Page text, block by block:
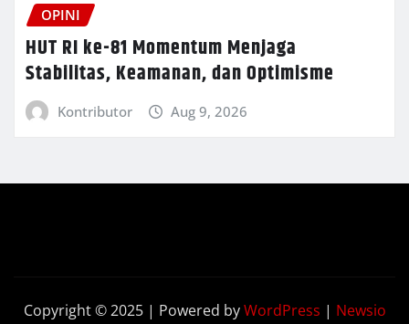
OPINI
HUT RI ke-81 Momentum Menjaga
Stabilitas, Keamanan, dan Optimisme
Kontributor Aug 9, 2026
Copyright © 2025 | Powered byWordPress | Newsio